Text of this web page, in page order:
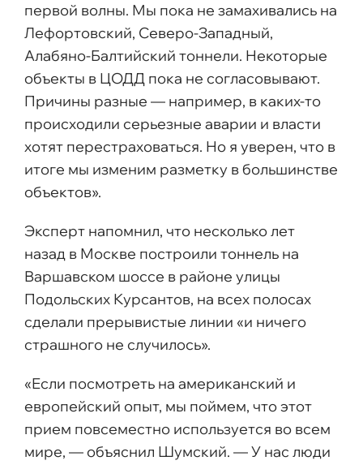
первой волны. Мы пока не замахивались на
Лефортовский, Северо-Западный,
Алабяно-Балтийский тоннели. Некоторые
объекты в ЦОДД пока не согласовывают.
Причины разные — например, в каких-то
происходили серьезные аварии и власти
хотят перестраховаться. Но я уверен, что в
итоге мы изменим разметку в большинстве
объектов».
Эксперт напомнил, что несколько лет
назад в Москве построили тоннель на
Варшавском шоссе в районе улицы
Подольских Курсантов, на всех полосах
сделали прерывистые линии «и ничего
страшного не случилось».
«Если посмотреть на американский и
европейский опыт, мы поймем, что этот
прием повсеместно используется во всем
мире, — объяснил Шумский. — У нас люди